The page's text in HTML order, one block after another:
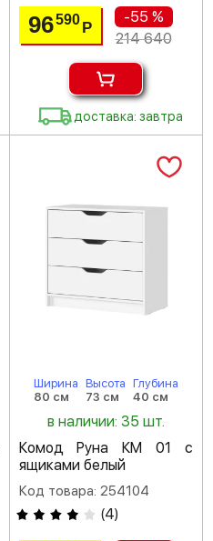
96590 Р
-55 %
214 640
доставка: завтра
Ширина
80 см
Высота
73 см
Глубина
40 см
в наличии: 35 шт.
Комод Руна КМ 01 с
ящиками белый
Код товара: 254104
(4)